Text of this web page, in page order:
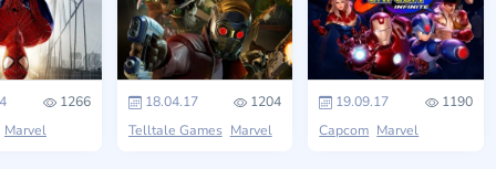
1266
Marvel
18.04.17
1204
Telltale Games Marvel
19.09.17
1190
Capcom Marvel